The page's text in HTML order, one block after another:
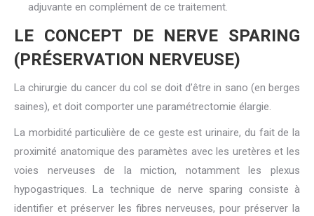
adjuvante en complément de ce traitement.
LE CONCEPT DE NERVE SPARING
(PRÉSERVATION NERVEUSE)
La chirurgie du cancer du col se doit d’être in sano (en berges
saines), et doit comporter une paramétrectomie élargie.
La morbidité particulière de ce geste est urinaire, du fait de la
proximité anatomique des paramètes avec les uretères et les
voies nerveuses de la miction, notamment les plexus
hypogastriques. La technique de nerve sparing consiste à
identifier et préserver les fibres nerveuses, pour préserver la